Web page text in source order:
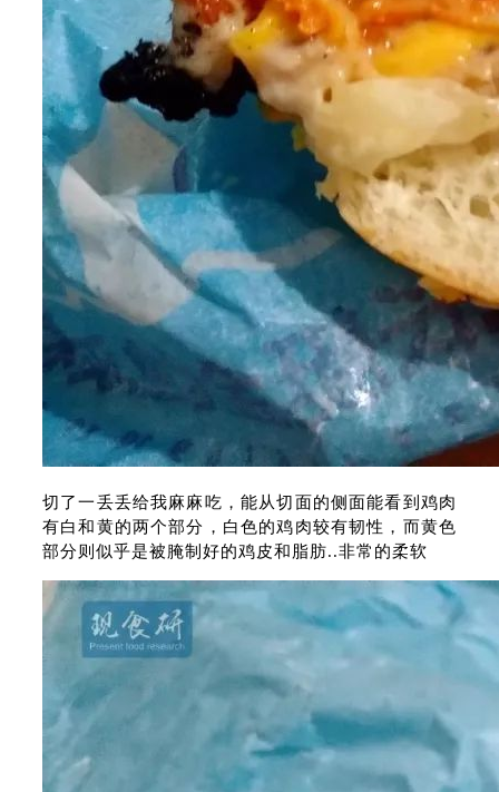
切了一丢丢给我麻麻吃，能从切面的侧面能看到鸡肉
有白和黄的两个部分，白色的鸡肉较有韧性，而黄色
部分则似乎是被腌制好的鸡皮和脂肪..非常的柔软